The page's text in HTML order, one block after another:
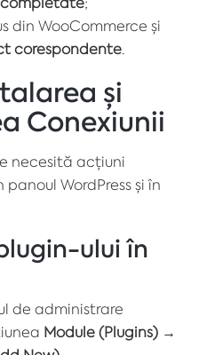
din WooCommerce și
corespondente.
și
Conexiunii
necesită acțiuni
WordPress și în
ului în
de administrare
Module (Plugins) →